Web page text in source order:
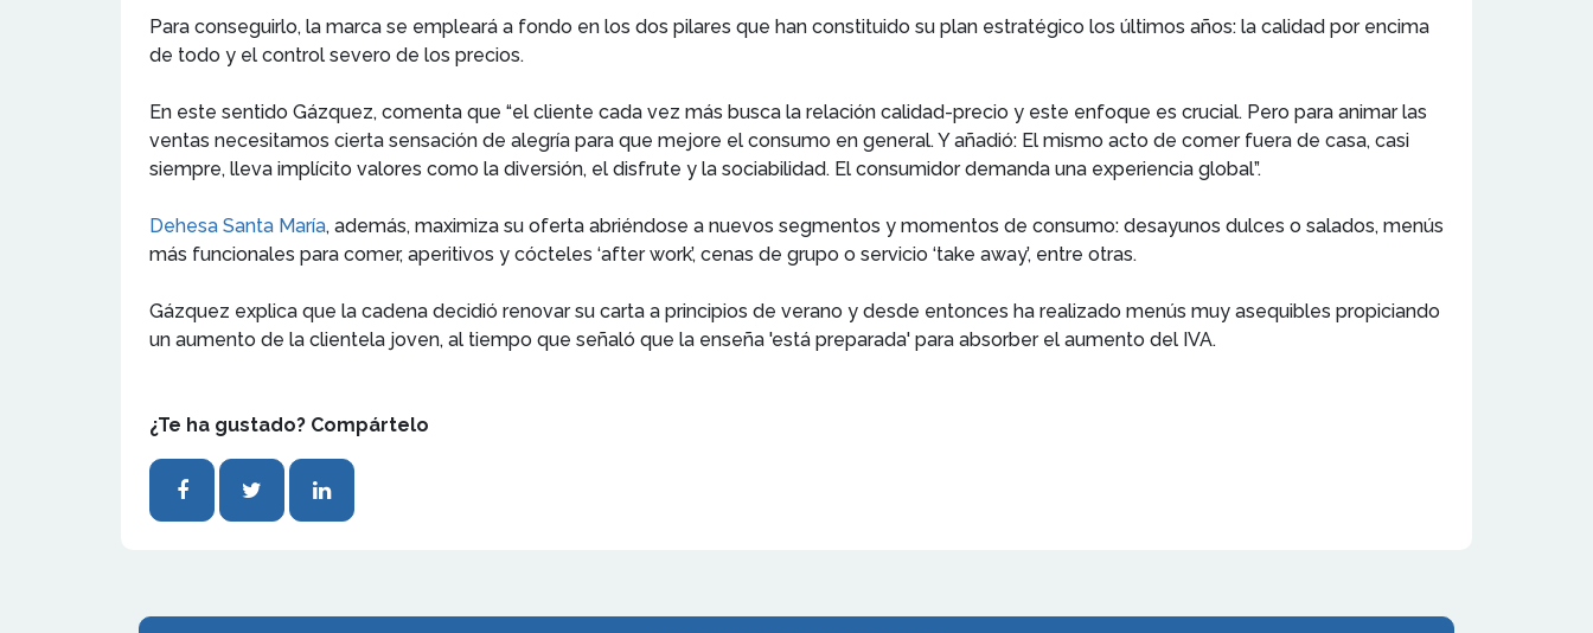
Para conseguirlo, la marca se empleará a fondo en los dos pilares que han constituido su plan estratégico los últimos años: la calidad por encima
de todo y el control severo de los precios.
En este sentido Gázquez, comenta que “el cliente cada vez más busca la relación calidad-precio y este enfoque es crucial. Pero para animar las
ventas necesitamos cierta sensación de alegría para que mejore el consumo en general. Y añadió: El mismo acto de comer fuera de casa, casi
siempre, lleva implícito valores como la diversión, el disfrute y la sociabilidad. El consumidor demanda una experiencia global”.
Dehesa Santa María, además, maximiza su oferta abriéndose a nuevos segmentos y momentos de consumo: desayunos dulces o salados, menús
más funcionales para comer, aperitivos y cócteles ‘after work’, cenas de grupo o servicio ‘take away’, entre otras.
Gázquez explica que la cadena decidió renovar su carta a principios de verano y desde entonces ha realizado menús muy asequibles propiciando
un aumento de la clientela joven, al tiempo que señaló que la enseña 'está preparada' para absorber el aumento del IVA.
¿Te ha gustado? Compártelo